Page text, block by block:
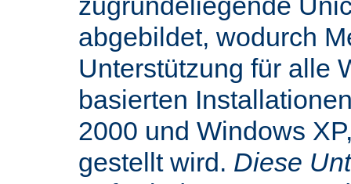
abgebildet, wodurch
Unterstützung für alle
basierten
2000 und Windows
gestellt wird. Diese